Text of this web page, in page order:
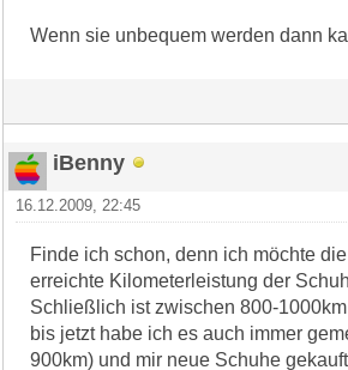
Wenn sie unbequem werden dann
iBenny
16.12.2009, 22:45
Finde ich schon, denn ich möchte
erreichte Kilometerleistung der
Schließlich ist zwischen 800-
bis jetzt habe ich es auch immer
900km) und mir neue Schuhe